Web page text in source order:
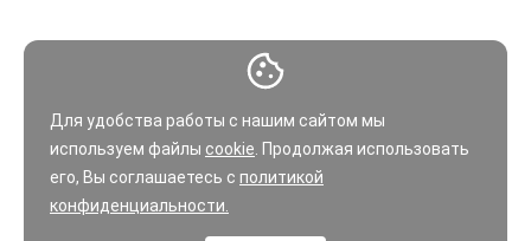
Для удобства работы с нашим сайтом мы
используем файлы cookie . Продолжая использовать
его, Вы соглашаетесь с политикой
конфиденциальности.